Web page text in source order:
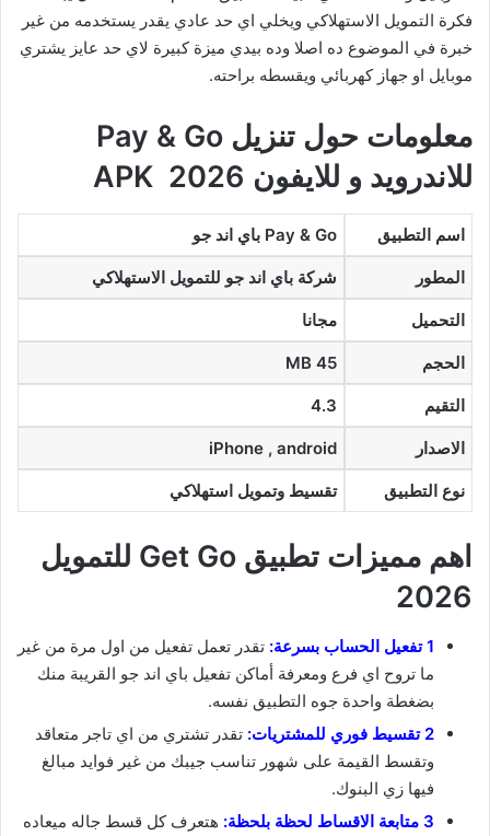
فكرة التمويل الاستهلاكي ويخلي اي حد عادي يقدر يستخدمه من غير
خبرة في الموضوع ده اصلا وده بيدي ميزة كبيرة لاي حد عايز يشتري
موبايل او جهاز كهربائي ويقسطه براحته.
معلومات حول تنزيل Pay & Go
للاندرويد و للايفون APK 2026
اسم التطبيق Pay & Go باي اند جو
المطور شركة باي اند جو للتمويل الاستهلاكي
التحميل مجانا
الحجم 45 MB
التقيم 4.3
الاصدار iPhone , android
نوع التطبيق تقسيط وتمويل استهلاكي
اهم مميزات تطبيق Get Go للتمويل
2026
1 تفعيل الحساب بسرعة:
تقدر تعمل تفعيل من اول مرة من غير
ما تروح اي فرع ومعرفة أماكن تفعيل باي اند جو القريبة منك
بضغطة واحدة جوه التطبيق نفسه.
2 تقسيط فوري للمشتريات:
تقدر تشتري من اي تاجر متعاقد
وتقسط القيمة على شهور تناسب جيبك من غير فوايد مبالغ
فيها زي البنوك.
3 متابعة الاقساط لحظة بلحظة:
هتعرف كل قسط جاله ميعاده